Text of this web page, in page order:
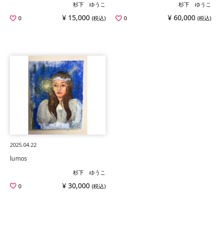
杉下 ゆうこ
0
¥ 15,000 (税込)
杉下 ゆうこ
0
¥ 60,000 (税込)
2025.04.22
lumos
杉下 ゆうこ
0
¥ 30,000 (税込)